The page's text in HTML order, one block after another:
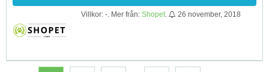
Villkor: -. Mer från: Shopet 26 november, 2018